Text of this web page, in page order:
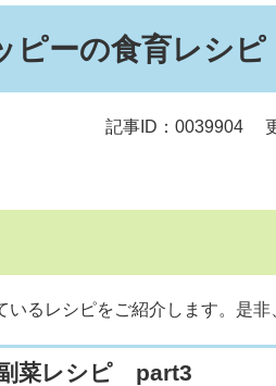
ーの食育レシピ
記事ID：0039904
るレシピをご紹介します。是非
菜レシピ part3